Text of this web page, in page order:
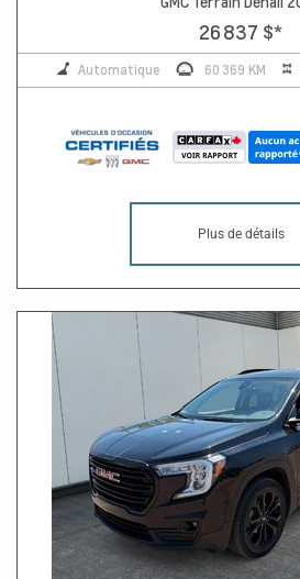
26 837 $*
Automatique 60 369 KM
Plus de détails